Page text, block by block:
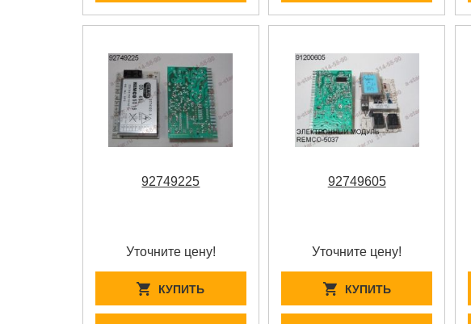
92749225
Уточните цену!
КУПИТЬ
92749605
Уточните цену!
КУПИТЬ